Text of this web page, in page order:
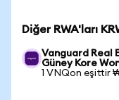
Diğer RWA'ları
Vanguard Real
Güney Kore
1 VNQon eşittir